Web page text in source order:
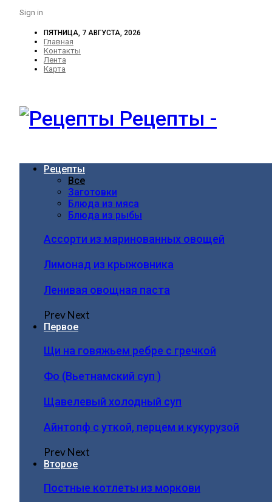
Sign in
ПЯТНИЦА, 7 АВГУСТА, 2026
Главная
Контакты
Лента
Карта
Рецепты -
Рецепты
Все
Заготовки
Блюда из мяса
Блюда из рыбы
Ассорти из маринованных овощей
Лимонад из крыжовника
Ленивая овощная паста
PrevNext
Первое
Щи на говяжьем ребре с гречкой
Фо (Вьетнамский суп )
Щавелевый холодный суп
Айнтопф с уткой, перцем и кукурузой
PrevNext
Второе
Постные котлеты из моркови